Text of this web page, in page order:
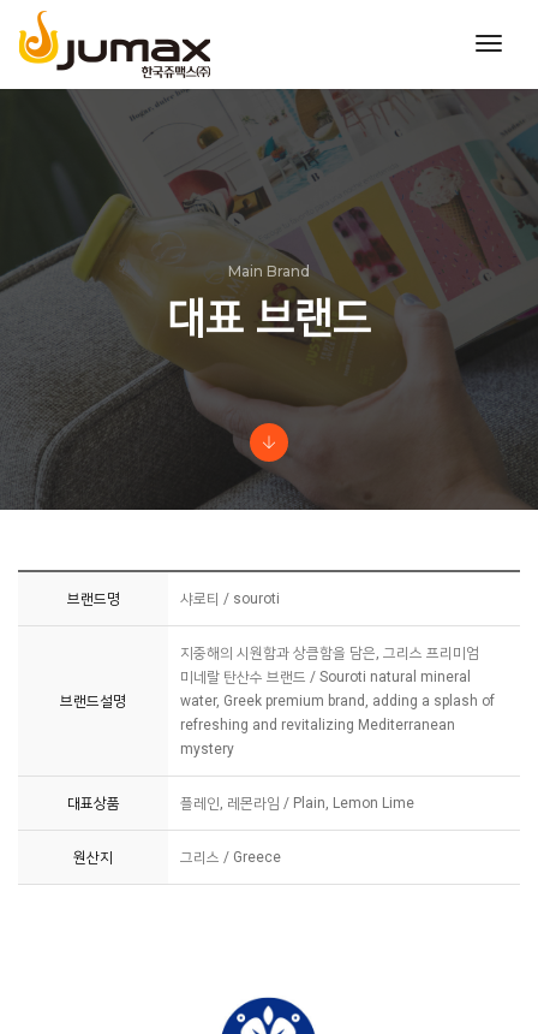
Main Brand
대표 브랜드
브랜드명 샤로티 / souroti
브랜드설명
지중해의 시원함과 상큼함을 담은, 그리스 프리미엄
미네랄 탄산수 브랜드 / Souroti natural mineral
water, Greek premium brand, adding a splash of
refreshing and revitalizing Mediterranean
mystery
대표상품 플레인, 레몬라임 / Plain, Lemon Lime
원산지 그리스 / Greece